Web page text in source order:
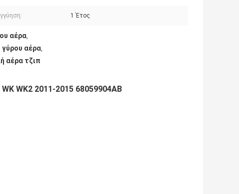
1 Έτος
αέρα,
γύρου αέρα,
αέρα τζιπ
WK2 2011-2015 68059904AB